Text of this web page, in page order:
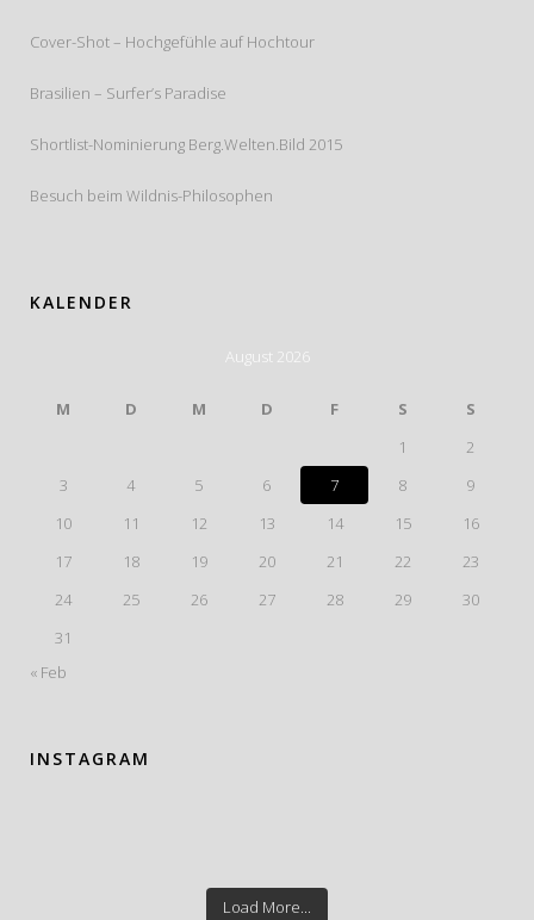
Cover-Shot – Hochgefühle auf Hochtour
Brasilien – Surfer’s Paradise
Shortlist-Nominierung Berg.Welten.Bild 2015
Besuch beim Wildnis-Philosophen
KALENDER
August 2026
M D M D F S
S
1
2
3
4 5 6 7 8
9
10
11 12 13 14 15
16
17
18 19 20 21 22
23
24
25 26 27 28 29
30
31
« Feb
INSTAGRAM
Load More...